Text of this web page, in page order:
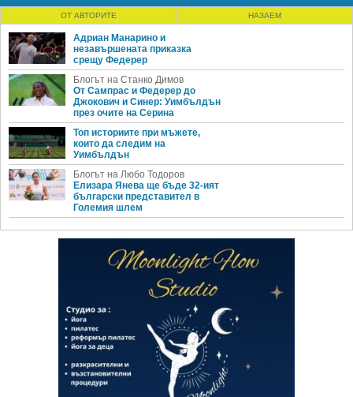
ОТ АВТОРИТЕ НАЗАЕМ
Адриан Манарино и
незавършената приказка
срещу Федерер
Блогът на Станко Димов
От Сампрас и Федерер до
Джокович и Синер: Уимбълдън
през очите на Серина
Топ историите при мъжете,
които да следим на
Уимбълдън
Блогът на Любо Тодоров
Елизара Янева ще бъде 32-ият
български представител в
Големия шлем